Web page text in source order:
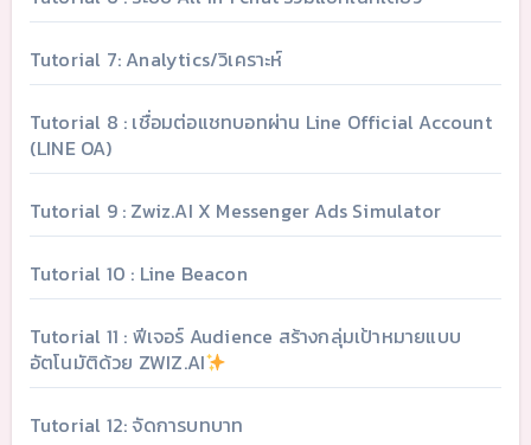
Tutorial 7: Analytics/วิเคราะห์
Tutorial 8 : เชื่อมต่อแชทบอทผ่าน Line Official Account
(LINE OA)
Tutorial 9 : Zwiz.AI X Messenger Ads Simulator
Tutorial 10 : Line Beacon
Tutorial 11 : ฟีเจอร์ Audience สร้างกลุ่มเป้าหมายแบบ
อัตโนมัติด้วย ZWIZ.AI
Tutorial 12: จัดการบทบาท